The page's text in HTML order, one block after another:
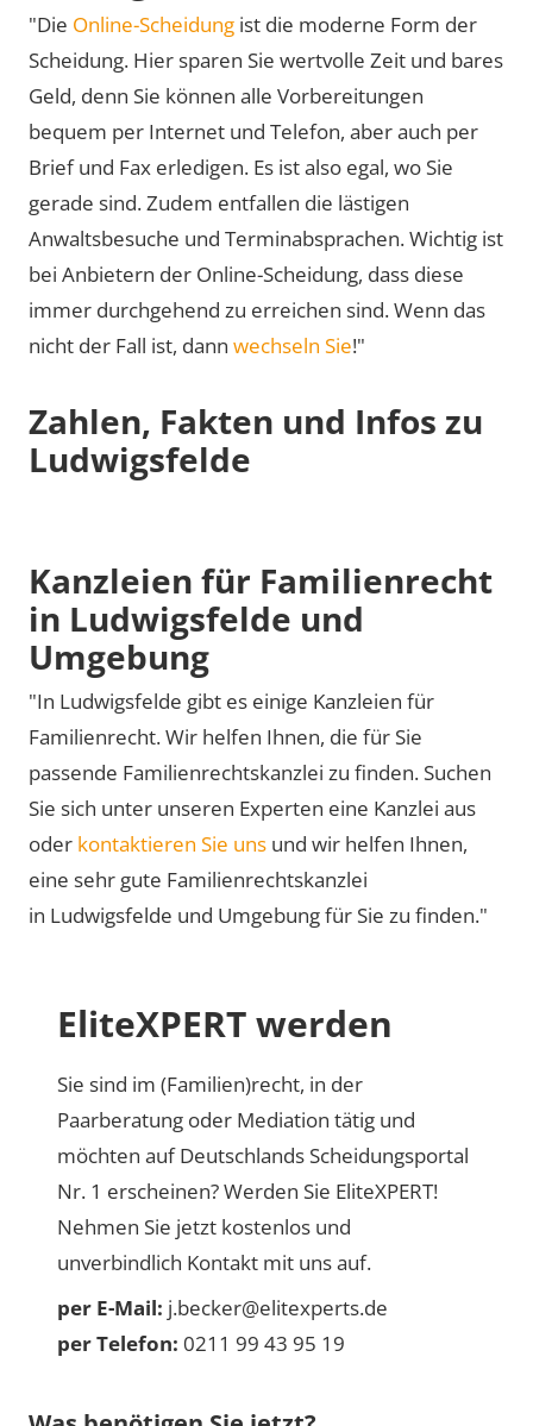
"Die Online-Scheidung ist die moderne Form der
Scheidung. Hier sparen Sie wertvolle Zeit und bares
Geld, denn Sie können alle Vorbereitungen
bequem per Internet und Telefon, aber auch per
Brief und Fax erledigen. Es ist also egal, wo Sie
gerade sind. Zudem entfallen die lästigen
Anwaltsbesuche und Terminabsprachen. Wichtig ist
bei Anbietern der Online-Scheidung, dass diese
immer durchgehend zu erreichen sind. Wenn das
nicht der Fall ist, dann wechseln Sie!"
Zahlen, Fakten und Infos zu
Ludwigsfelde
Kanzleien für Familienrecht
in Ludwigsfelde und
Umgebung
"In Ludwigsfelde gibt es einige Kanzleien für
Familienrecht. Wir helfen Ihnen, die für Sie
passende Familienrechtskanzlei zu finden. Suchen
Sie sich unter unseren Experten eine Kanzlei aus
oder kontaktieren Sie uns und wir helfen Ihnen,
eine sehr gute Familienrechtskanzlei
in Ludwigsfelde und Umgebung für Sie zu finden."
EliteXPERT werden
Sie sind im (Familien)recht, in der
Paarberatung oder Mediation tätig und
möchten auf Deutschlands Scheidungsportal
Nr. 1 erscheinen? Werden Sie EliteXPERT!
Nehmen Sie jetzt kostenlos und
unverbindlich Kontakt mit uns auf.
per E-Mail: j.becker@elitexperts.de
per Telefon: 0211 99 43 95 19